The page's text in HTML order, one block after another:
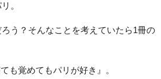
。
う？そんなことを考えていたら1冊の
も覚めてもパリが好き』。